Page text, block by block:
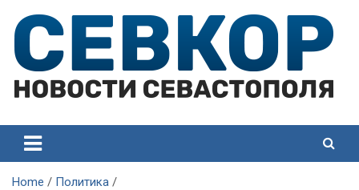
content
Севастополя
Севастополя
Home
Политика